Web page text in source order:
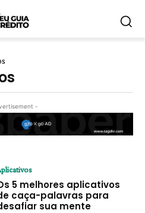
-
5 melhores aplicativos
caça-palavras para
sua mente